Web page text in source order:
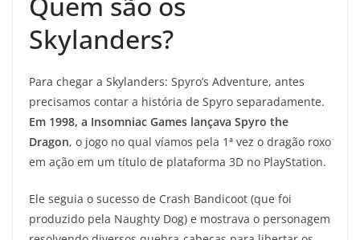
Skylanders?
Para chegar a Skylanders: Spyro’s Adventure, antes
precisamos contar a história de Spyro separadamente.
Em 1998, a Insomniac Games lançava Spyro the
Dragon, o jogo no qual víamos pela 1ª vez o dragão roxo
em ação em um título de plataforma 3D no PlayStation.
Ele seguia o sucesso de Crash Bandicoot (que foi
produzido pela Naughty Dog) e mostrava o personagem